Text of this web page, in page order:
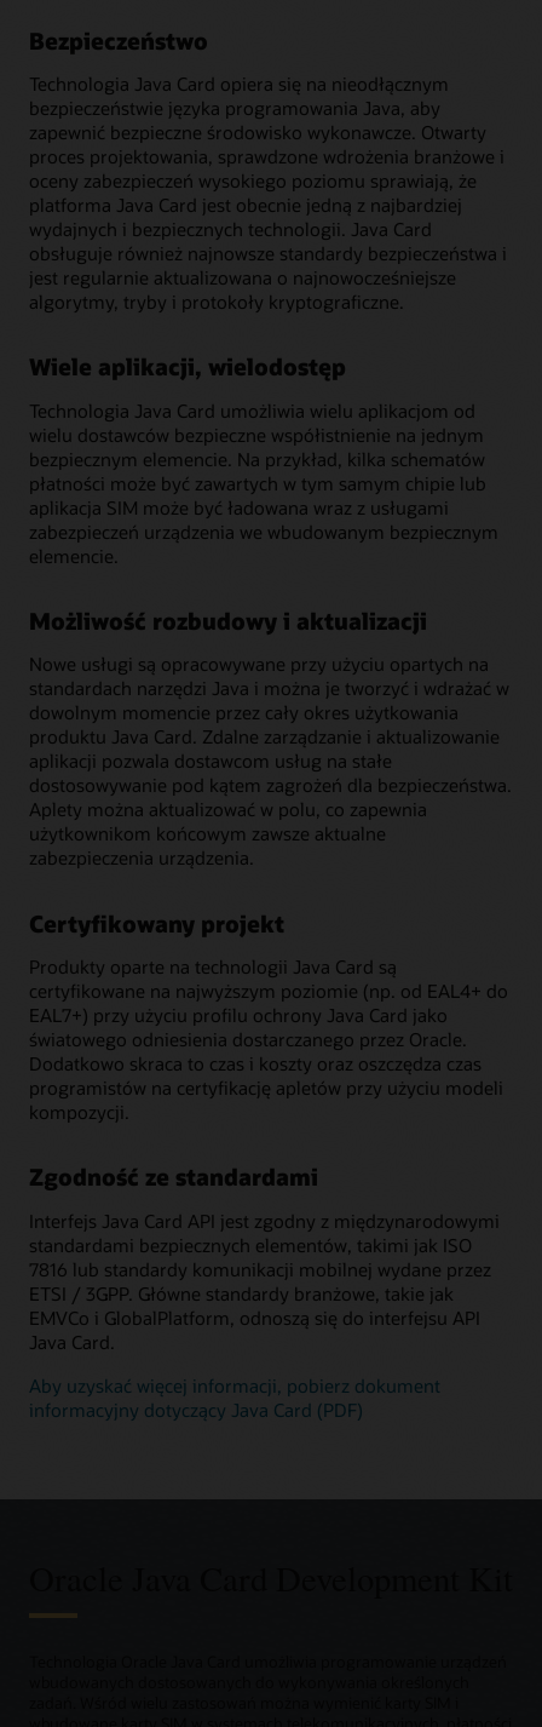
Bezpieczeństwo
Technologia Java Card opiera się na nieodłącznym
bezpieczeństwie języka programowania Java, aby
zapewnić bezpieczne środowisko wykonawcze. Otwarty
proces projektowania, sprawdzone wdrożenia branżowe i
oceny zabezpieczeń wysokiego poziomu sprawiają, że
platforma Java Card jest obecnie jedną z najbardziej
wydajnych i bezpiecznych technologii. Java Card
obsługuje również najnowsze standardy bezpieczeństwa i
jest regularnie aktualizowana o najnowocześniejsze
algorytmy, tryby i protokoły kryptograficzne.
Wiele aplikacji, wielodostęp
Technologia Java Card umożliwia wielu aplikacjom od
wielu dostawców bezpieczne współistnienie na jednym
bezpiecznym elemencie. Na przykład, kilka schematów
płatności może być zawartych w tym samym chipie lub
aplikacja SIM może być ładowana wraz z usługami
zabezpieczeń urządzenia we wbudowanym bezpiecznym
elemencie.
Możliwość rozbudowy i aktualizacji
Nowe usługi są opracowywane przy użyciu opartych na
standardach narzędzi Java i można je tworzyć i wdrażać w
dowolnym momencie przez cały okres użytkowania
produktu Java Card. Zdalne zarządzanie i aktualizowanie
aplikacji pozwala dostawcom usług na stałe
dostosowywanie pod kątem zagrożeń dla bezpieczeństwa.
Aplety można aktualizować w polu, co zapewnia
użytkownikom końcowym zawsze aktualne
zabezpieczenia urządzenia.
Certyfikowany projekt
Produkty oparte na technologii Java Card są
certyfikowane na najwyższym poziomie (np. od EAL4+ do
EAL7+) przy użyciu profilu ochrony Java Card jako
światowego odniesienia dostarczanego przez Oracle.
Dodatkowo skraca to czas i koszty oraz oszczędza czas
programistów na certyfikację apletów przy użyciu modeli
kompozycji.
Zgodność ze standardami
Interfejs Java Card API jest zgodny z międzynarodowymi
standardami bezpiecznych elementów, takimi jak ISO
7816 lub standardy komunikacji mobilnej wydane przez
ETSI / 3GPP. Główne standardy branżowe, takie jak
EMVCo i GlobalPlatform, odnoszą się do interfejsu API
Java Card.
Aby uzyskać więcej informacji, pobierz dokument
informacyjny dotyczący Java Card (PDF)